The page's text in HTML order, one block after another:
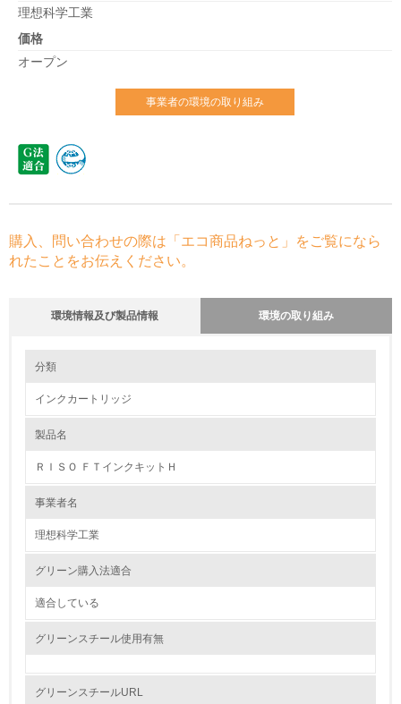
理想科学工業
価格
オープン
事業者の環境の取り組み
購入、問い合わせの際は「エコ商品ねっと」をご覧になら
れたことをお伝えください。
環境情報及び製品情報 環境の取り組み
1.環境取り組み体制
分類
インクカートリッジ
製品名
ＲＩＳＯ ＦＴインクキットＨ
事業者名
理想科学工業
グリーン購入法適合
適合している
グリーンスチール使用有無
グリーンスチールURL